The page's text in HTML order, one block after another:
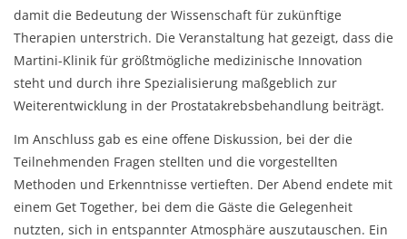
damit die Bedeutung der Wissenschaft für zukünftige
Therapien unterstrich. Die Veranstaltung hat gezeigt, dass die
Martini-Klinik für größtmögliche medizinische Innovation
steht und durch ihre Spezialisierung maßgeblich zur
Weiterentwicklung in der Prostatakrebsbehandlung beiträgt.
Im Anschluss gab es eine offene Diskussion, bei der die
Teilnehmenden Fragen stellten und die vorgestellten
Methoden und Erkenntnisse vertieften. Der Abend endete mit
einem Get Together, bei dem die Gäste die Gelegenheit
nutzten, sich in entspannter Atmosphäre auszutauschen. Ein